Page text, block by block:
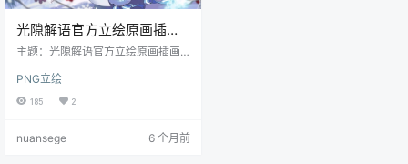
光隙解语官方立绘原画插画
高清游戏CG壁纸图片素材美
主题：光隙解语官方立绘原画插画
包更新 格式：JPG/PNG 数量：346
张/723M,随游戏版本更新 预览
PNG立绘
185 2
nuansege 6 个月前